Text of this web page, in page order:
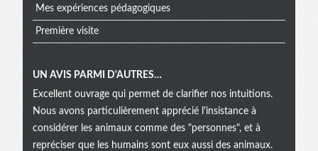
Mes expériences pédagogiques
Première visite
UN AVIS PARMI D'AUTRES…
Excellent ouvrage qui permet de clarifier nos intuitions.
Nous avons particulièrement apprécié l'insistance à
considérer les animaux comme des "personnes", et à
repréciser que les humains sont eux aussi des animaux.